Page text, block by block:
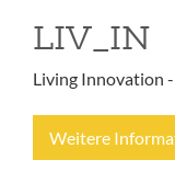
LIV_IN
Living Innovation
Weitere